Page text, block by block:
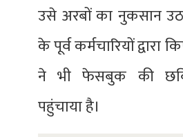
उसे अरबों का नुकसान
के पूर्व कर्मचारियों द्वारा
ने भी फेसबुक की
पहुंचाया है।